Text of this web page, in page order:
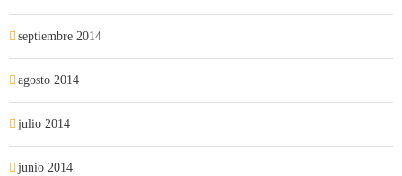
septiembre 2014
agosto 2014
julio 2014
junio 2014